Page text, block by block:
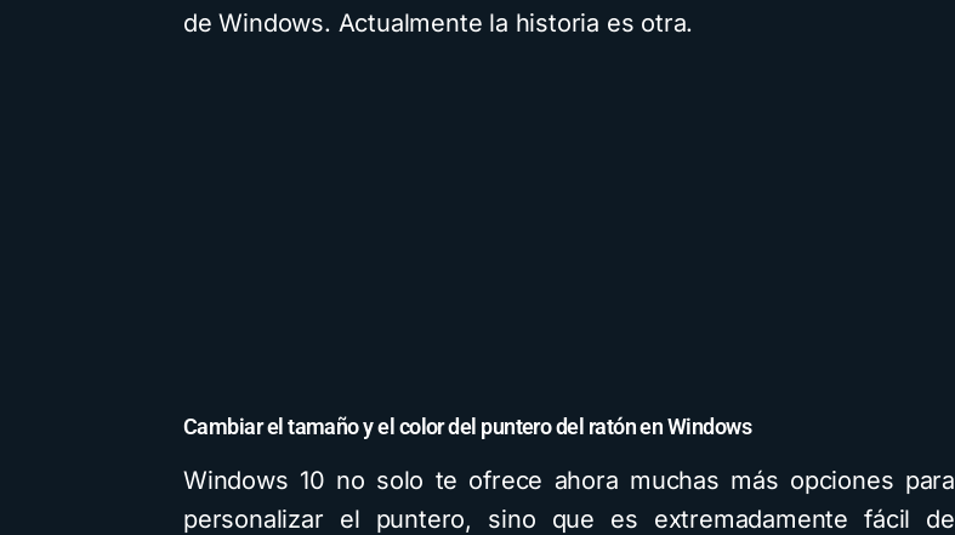
de Windows. Actualmente la historia es otra.
Cambiar el tamaño y el color del puntero del ratón en Windows
Windows 10 no solo te ofrece ahora muchas más opciones para
personalizar el puntero, sino que es extremadamente fácil de